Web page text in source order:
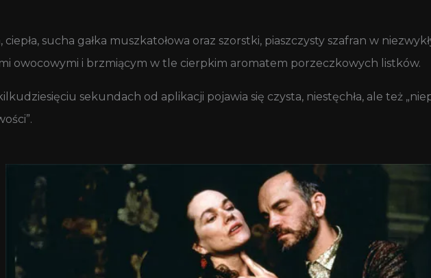
sucha gałka muszkatołowa oraz szorstki, piaszczysty szafran w
owocowymi i brzmiącym w tle cierpkim aromatem porzeczkowych listków.
sekundach od aplikacji pojawia się czysta, niestęchła, ale też